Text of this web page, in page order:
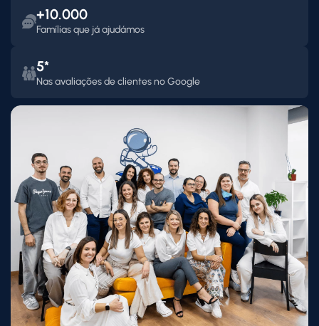
+10.000
Famílias que já ajudámos
5*
Nas avaliações de clientes no Google